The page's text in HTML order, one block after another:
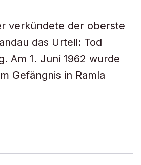
verkündete der oberste
das Urteil: Tod
Am 1. Juni 1962 wurde
Gefängnis in Ramla